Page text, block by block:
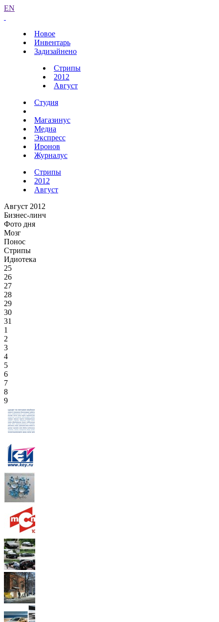
EN
Новое
Инвентарь
Задизайнено
Стрипы
2012
Август
Студия
Магазинус
Медиа
Экспресс
Иронов
Журналус
Стрипы
2012
Август
Август 2012
Бизнес-линч
Фото дня
Мозг
Понос
Стрипы
Идиотека
25
26
27
28
29
30
31
1
2
3
4
5
6
7
8
9